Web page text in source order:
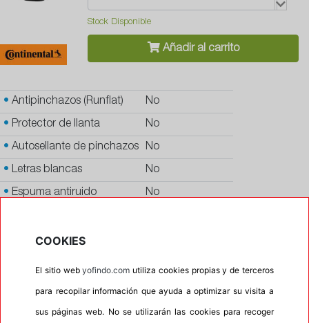
Stock Disponible
Añadir al carrito
• Antipinchazos (Runflat) No
• Protector de llanta No
• Autosellante de pinchazos No
• Letras blancas No
• Espuma antiruido No
Banda blanca
P.O.R. No
COOKIES
El sitio webyofindo.com utiliza cookies propias y de terceros
para recopilar información que ayuda a optimizar su visita a
sus páginas web. No se utilizarán las cookies para recoger